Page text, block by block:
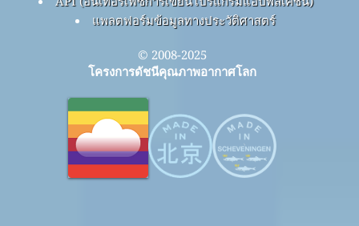
แพลตฟอร์มข้อมูลทางประวัติศาสตร์
© 2008-2025
โครงการดัชนีคุณภาพอากาศโลก